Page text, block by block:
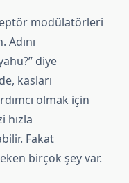
modülatörleri
Adını
diye
kasları
olmak için
hızla
Fakat
birçok şey var.